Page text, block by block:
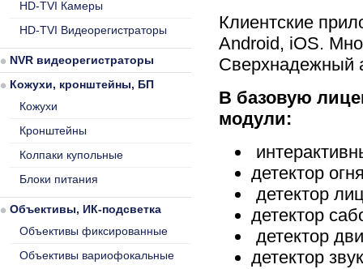
Клиентские
Android, iOS.
Сверхнадежный
В базовую
модули:
детектор
детектор
детектор
детектор
детектор
HD-TVI Камеры
HD-TVI Видеорегистраторы
NVR видеорегистраторы
Кожухи, кронштейны, БП
Кожухи
Кронштейны
Колпаки купольные
Блоки питания
Объективы, ИК-подсветка
Объективы фиксированные
Объективы вариофокальные